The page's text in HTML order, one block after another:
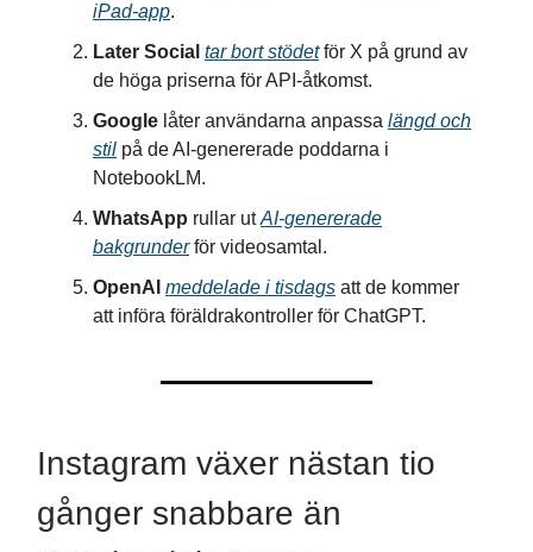
iPad-app.
Later Social tar bort stödetför X på grund av
de höga priserna för API-åtkomst.
Google låter användarna anpassa längd och
stil på de AI-genererade poddarna i
NotebookLM.
WhatsApp rullar utAI-genererade
bakgrunderför videosamtal.
OpenAI meddelade i tisdags att de kommer
att införa föräldrakontroller för ChatGPT.
Instagram växer nästan tio
gånger snabbare än